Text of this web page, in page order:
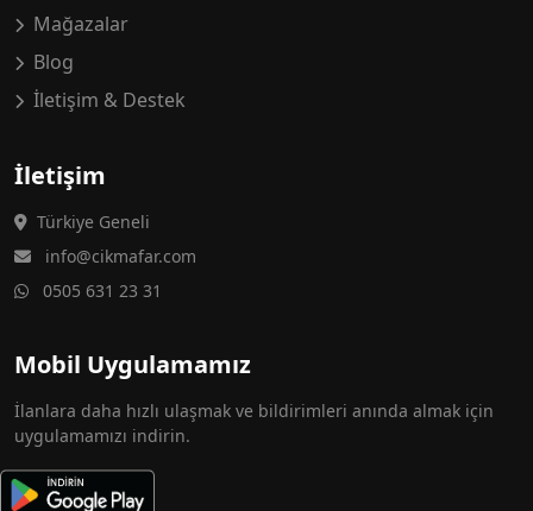
Mağazalar
Blog
İletişim & Destek
İletişim
Türkiye Geneli
info@cikmafar.com
0505 631 23 31
Mobil Uygulamamız
İlanlara daha hızlı ulaşmak ve bildirimleri anında almak için
uygulamamızı indirin.